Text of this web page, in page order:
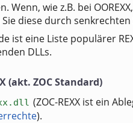
Wenn, wie z.B. bei
diese durch
ist eine Liste populärer
DLLs.
(akt. ZOC Standard)
(ZOC-REXX ist ein
).